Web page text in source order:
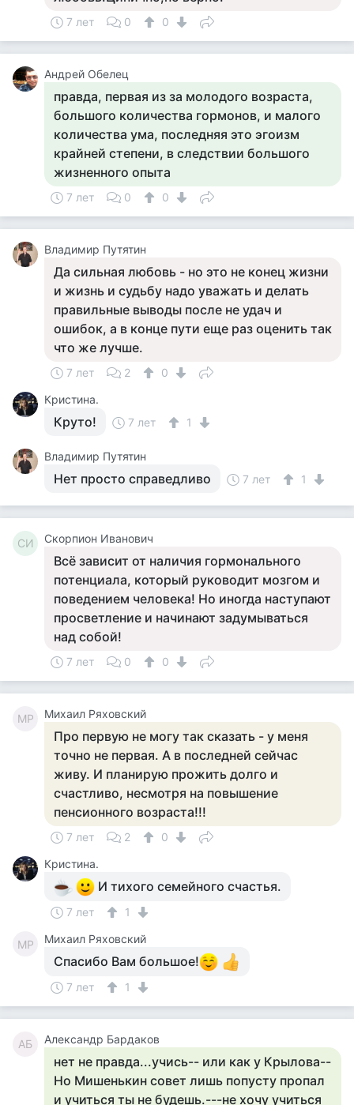
7 лет 0 0
Андрей Обелец
правда, первая из за молодого возраста,
большого количества гормонов, и малого
количества ума, последняя это эгоизм
крайней степени, в следствии большого
жизненного опыта
7 лет 0 0
Владимир Путятин
Да сильная любовь - но это не конец жизни
и жизнь и судьбу надо уважать и делать
правильные выводы после не удач и
ошибок, а в конце пути еще раз оценить так
что же лучше.
7 лет 2
0
Кристина.
Круто! 7 лет 1
Владимир Путятин
Нет просто справедливо 7 лет 1
СИ Скорпион Иванович
Всё зависит от наличия гормонального
потенциала, который руководит мозгом и
поведением человека! Но иногда наступают
просветление и начинают задумываться
над собой!
7 лет 0 0
МР Михаил Ряховский
Про первую не могу так сказать - у меня
точно не первая. А в последней сейчас
живу. И планирую прожить долго и
счастливо, несмотря на повышение
пенсионного возраста!!!
7 лет 2
0
Кристина.
И тихого семейного счастья.
7 лет 1
МР Михаил Ряховский
Спасибо Вам большое!
7 лет 1
АБ Александр Бардаков
нет не правда...учись-- или как у Крылова--
Но Мишенькин совет лишь попусту пропал
и учиться ты не будешь.---не хочу учиться